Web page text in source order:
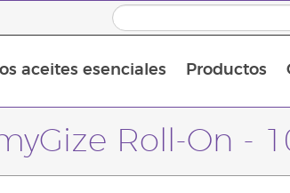
aceites esenciales Productos
Roll-On -